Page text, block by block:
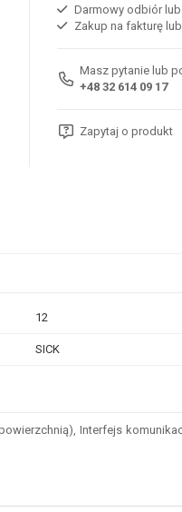
Darmowy odbiór lub
Zakup na fakturę
Masz pytanie lub
+48 32 614 09 17
Zapytaj o produkt
12
SICK
Interfejs